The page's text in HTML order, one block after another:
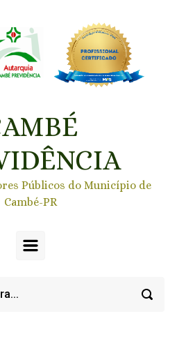
Públicos do Município de
Cambé-PR